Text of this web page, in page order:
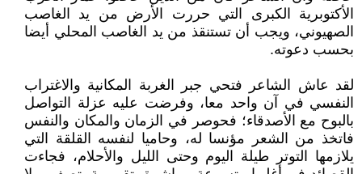
الأكتوبرية الكبرى التي حررت الأرض من يد الغاصب
الصهيوني، ويجب أن تستنقذ من يد الغاصب المحلي أيضا
بحسب دعوته.
لقد عاش الشاعر فتحي جبر الغربة المكانية والاغتراب
النفسي في آن واحد معا، وفرضت عليه عزلة التواصل
بالبوح مع الأصدقاء؛ فحوصر في الزمان والمكان والنفس
فاتخذ من الشعر مؤنسا له، وحاميا لنفسه القلقة التي
يلازمها التوتر طيلة اليوم وحتى الليل والأحلام، فجاءت